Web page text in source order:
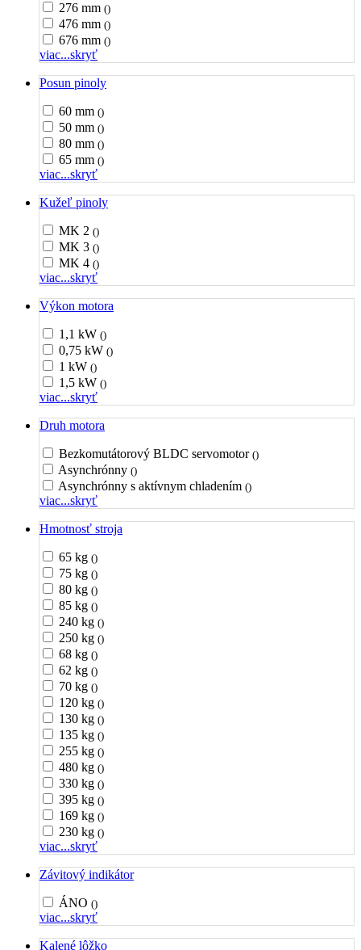
276 mm ()
476 mm ()
676 mm ()
viac...skryť
Posun pinoly
60 mm ()
50 mm ()
80 mm ()
65 mm ()
viac...skryť
Kužeľ pinoly
MK 2 ()
MK 3 ()
MK 4 ()
viac...skryť
Výkon motora
1,1 kW ()
0,75 kW ()
1 kW ()
1,5 kW ()
viac...skryť
Druh motora
Bezkomutátorový BLDC servomotor ()
Asynchrónny ()
Asynchrónny s aktívnym chladením ()
viac...skryť
Hmotnosť stroja
65 kg ()
75 kg ()
80 kg ()
85 kg ()
240 kg ()
250 kg ()
68 kg ()
62 kg ()
70 kg ()
120 kg ()
130 kg ()
135 kg ()
255 kg ()
480 kg ()
330 kg ()
395 kg ()
169 kg ()
230 kg ()
viac...skryť
Závitový indikátor
ÁNO ()
viac...skryť
Kalené lôžko